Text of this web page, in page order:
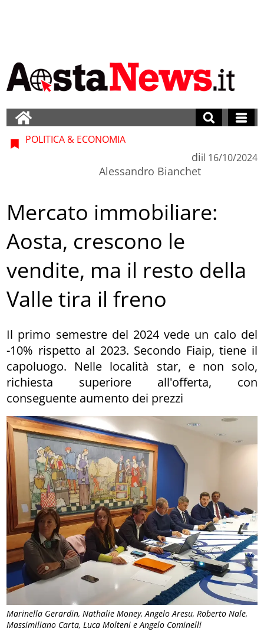
Marinella Gerardin, Nathalie Money, Angelo Aresu, Roberto Nale,
Massimiliano Carta, Luca Molteni e Angelo Cominelli
POLITICA & ECONOMIA
di
Alessandro Bianchet
il 16/10/2024
Mercato immobiliare:
Aosta, crescono le
vendite, ma il resto della
Valle tira il freno
Il primo semestre del 2024 vede un calo del
-10% rispetto al 2023. Secondo Fiaip, tiene il
capoluogo. Nelle località star, e non solo,
richiesta superiore all'offerta, con
conseguente aumento dei prezzi